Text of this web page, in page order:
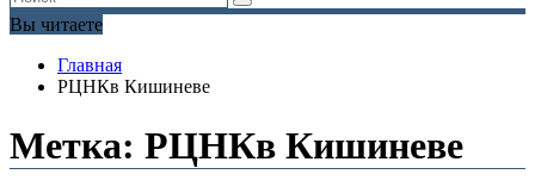
Вы читаете
Главная
РЦНКв Кишиневе
Метка: РЦНКв Кишиневе